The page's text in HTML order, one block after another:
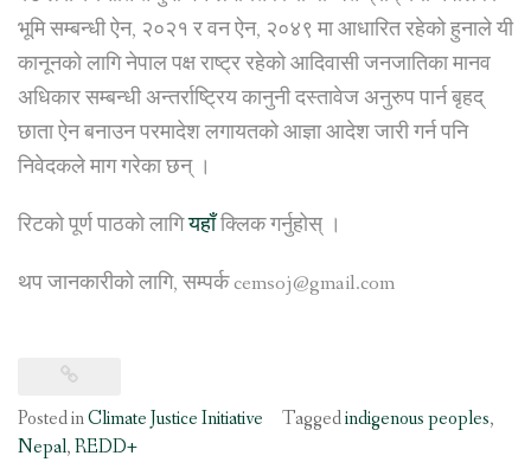
भूमि सम्बन्धी ऐन, २०२१ र वन ऐन, २०४९ मा आधारित रहेको हुनाले यी
कानूनको लागि नेपाल पक्ष राष्ट्र रहेको आदिवासी जनजातिका मानव
अधिकार सम्बन्धी अन्तर्राष्ट्रिय कानुनी दस्तावेज अनुरुप पार्न बृहद्
छाता ऐन बनाउन परमादेश लगायतको आज्ञा आदेश जारी गर्न पनि
निवेदकले माग गरेका छन् ।
रिटको पूर्ण पाठको लागियहाँक्लिक गर्नुहोस् ।
थप जानकारीको लागि, सम्पर्क cemsoj@gmail.com
Posted inClimate Justice Initiative Taggedindigenous peoples,
Nepal,REDD+